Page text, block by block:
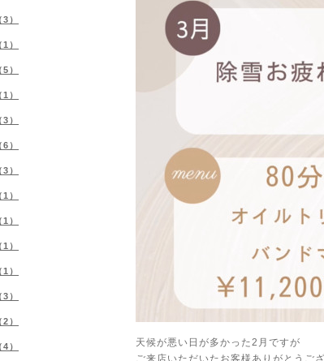
天候が悪い日が多かった2月ですが
ご来店いただいたお客様ありがとうご
）
）
）
）
）
）
）
）
）
）
）
）
）
）